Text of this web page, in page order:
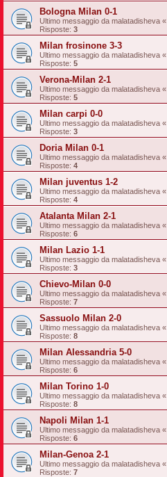
Bologna Milan 0-1
Ultimo messaggio da malatadisheva «
Risposte: 3
Milan frosinone 3-3
Ultimo messaggio da malatadisheva «
Risposte: 5
Verona-Milan 2-1
Ultimo messaggio da malatadisheva «
Risposte: 5
Milan carpi 0-0
Ultimo messaggio da malatadisheva «
Risposte: 3
Doria Milan 0-1
Ultimo messaggio da malatadisheva «
Risposte: 4
Milan juventus 1-2
Ultimo messaggio da malatadisheva «
Risposte: 4
Atalanta Milan 2-1
Ultimo messaggio da malatadisheva «
Risposte: 6
Milan Lazio 1-1
Ultimo messaggio da malatadisheva «
Risposte: 3
Chievo-Milan 0-0
Ultimo messaggio da malatadisheva «
Risposte: 7
Sassuolo Milan 2-0
Ultimo messaggio da malatadisheva «
Risposte: 8
Milan Alessandria 5-0
Ultimo messaggio da malatadisheva «
Risposte: 6
Milan Torino 1-0
Ultimo messaggio da malatadisheva «
Risposte: 8
Napoli Milan 1-1
Ultimo messaggio da malatadisheva «
Risposte: 6
Milan-Genoa 2-1
Ultimo messaggio da malatadisheva «
Risposte: 7